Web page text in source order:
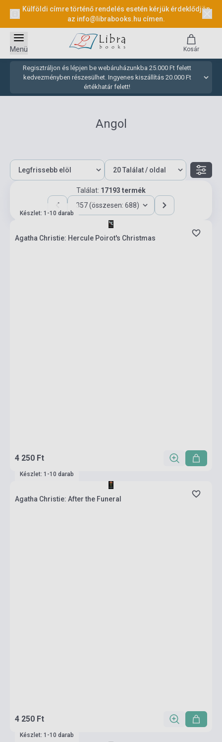
Külföldi címre történő rendelés esetén kérjük érdeklődjön
az info@librabooks.hu címen.
Regisztráljon és lépjen be webáruházunkba 25.000 Ft felett
kedvezményben részesülhet. Ingyenes kiszállítás 20.000 Ft
értékhatár felett!
Menü Kosár
Angol
Találat: 17193 termék
357 (összesen: 688)
Készlet: 1-10 darab
Agatha Christie: Hercule Poirot's Christmas
4 250 Ft
Készlet: 1-10 darab
Agatha Christie: After the Funeral
4 250 Ft
Készlet: 1-10 darab